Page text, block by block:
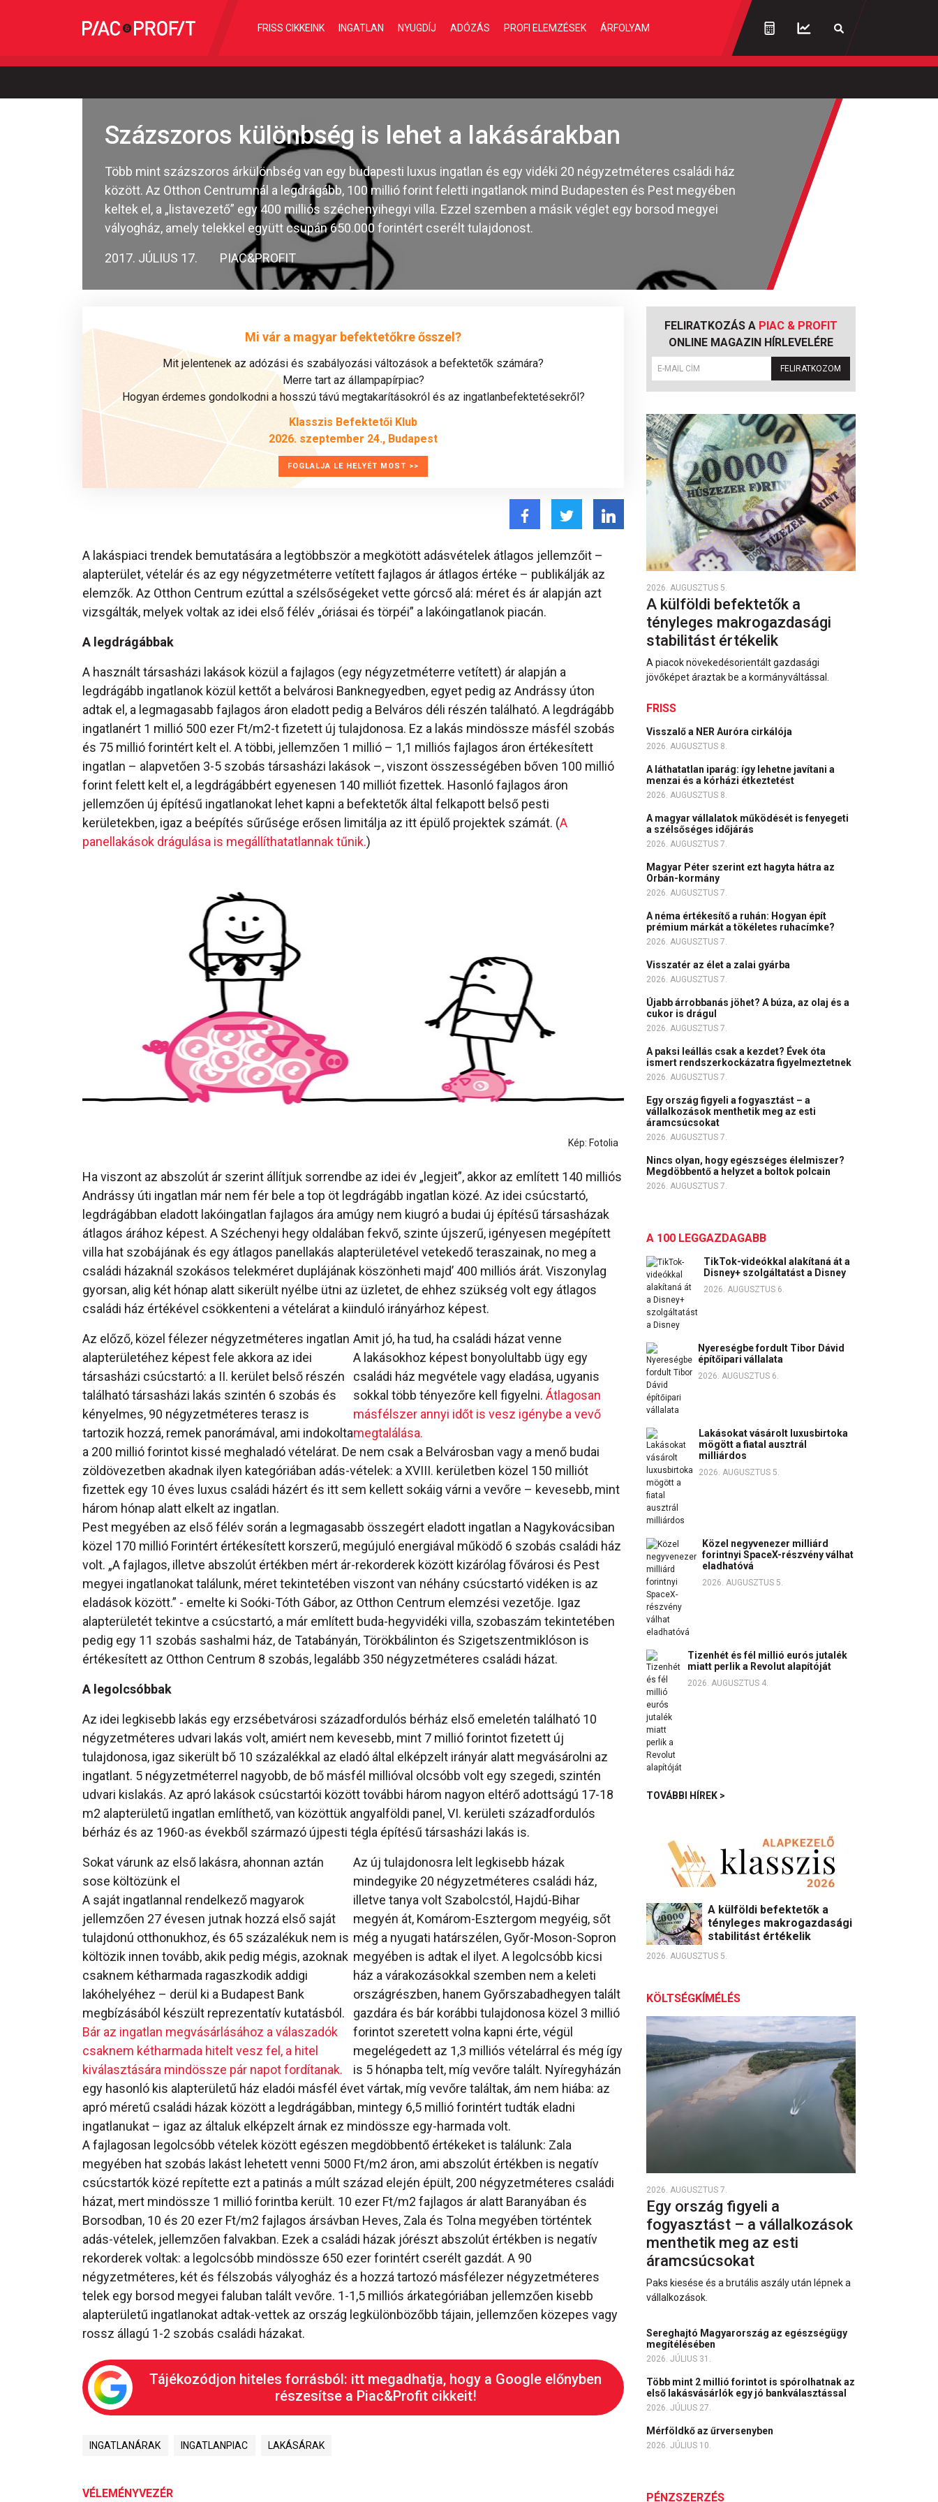
FRISS CIKKEINK INGATLAN NYUGDÍJ ADÓZÁS PROFI ELEMZÉSEK ÁRFOLYAM
Százszoros különbség is lehet a lakásárakban
Több mint százszoros árkülönbség van egy budapesti luxus ingatlan és egy vidéki 20 négyzetméteres családi ház
között. Az Otthon Centrumnál a legdrágább, 100 millió forint feletti ingatlanok mind Budapesten és Pest megyében
keltek el, a „listavezető” egy 400 milliós széchenyihegyi villa. Ezzel szemben a másik véglet egy borsod megyei
vályogház, amely telekkel együtt csupán 650.000 forintért cserélt tulajdonost.
2017. JÚLIUS 17. PIAC&PROFIT
Mi vár a magyar befektetőkre ősszel?
Mit jelentenek az adózási és szabályozási változások a befektetők számára?
Merre tart az állampapírpiac?
Hogyan érdemes gondolkodni a hosszú távú megtakarításokról és az ingatlanbefektetésekről?
Klasszis Befektetői Klub
2026. szeptember 24., Budapest
FOGLALJA LE HELYÉT MOST >>
A lakáspiaci trendek bemutatására a legtöbbször a megkötött adásvételek átlagos jellemzőit –
alapterület, vételár és az egy négyzetméterre vetített fajlagos ár átlagos értéke – publikálják az
elemzők. Az Otthon Centrum ezúttal a szélsőségeket vette górcső alá: méret és ár alapján azt
vizsgálták, melyek voltak az idei első félév „óriásai és törpéi” a lakóingatlanok piacán.
A legdrágábbak
A használt társasházi lakások közül a fajlagos (egy négyzetméterre vetített) ár alapján a
legdrágább ingatlanok közül kettőt a belvárosi Banknegyedben, egyet pedig az Andrássy úton
adtak el, a legmagasabb fajlagos áron eladott pedig a Belváros déli részén található. A legdrágább
ingatlanért 1 millió 500 ezer Ft/m2-t fizetett új tulajdonosa. Ez a lakás mindössze másfél szobás
és 75 millió forintért kelt el. A többi, jellemzően 1 millió – 1,1 milliós fajlagos áron értékesített
ingatlan – alapvetően 3-5 szobás társasházi lakások –, viszont összességében bőven 100 millió
forint felett kelt el, a legdrágábbért egyenesen 140 milliót fizettek. Hasonló fajlagos áron
jellemzően új építésű ingatlanokat lehet kapni a befektetők által felkapott belső pesti
kerületekben, igaz a beépítés sűrűsége erősen limitálja az itt épülő projektek számát. (A
panellakások drágulása is megállíthatatlannak tűnik.)
Kép: Fotolia
Ha viszont az abszolút ár szerint állítjuk sorrendbe az idei év „legjeit”, akkor az említett 140 milliós
Andrássy úti ingatlan már nem fér bele a top öt legdrágább ingatlan közé. Az idei csúcstartó,
legdrágábban eladott lakóingatlan fajlagos ára amúgy nem kiugró a budai új építésű társasházak
átlagos árához képest. A Széchenyi hegy oldalában fekvő, szinte újszerű, igényesen megépített
villa hat szobájának és egy átlagos panellakás alapterületével vetekedő teraszainak, no meg a
családi házaknál szokásos telekméret duplájának köszönheti majd’ 400 milliós árát. Viszonylag
gyorsan, alig két hónap alatt sikerült nyélbe ütni az üzletet, de ehhez szükség volt egy átlagos
családi ház értékével csökkenteni a vételárat a kiinduló irányárhoz képest.
Amit jó, ha tud, ha családi házat venne
A lakásokhoz képest bonyolultabb ügy egy
családi ház megvétele vagy eladása, ugyanis
sokkal több tényezőre kell figyelni. Átlagosan
másfélszer annyi időt is vesz igénybe a vevő
megtalálása.
Az előző, közel félezer négyzetméteres ingatlan
alapterületéhez képest fele akkora az idei
társasházi csúcstartó: a II. kerület belső részén
található társasházi lakás szintén 6 szobás és
kényelmes, 90 négyzetméteres terasz is
tartozik hozzá, remek panorámával, ami indokolta
a 200 millió forintot kissé meghaladó vételárat. De nem csak a Belvárosban vagy a menő budai
zöldövezetben akadnak ilyen kategóriában adás-vételek: a XVIII. kerületben közel 150 milliót
fizettek egy 10 éves luxus családi házért és itt sem kellett sokáig várni a vevőre – kevesebb, mint
három hónap alatt elkelt az ingatlan.
Pest megyében az első félév során a legmagasabb összegért eladott ingatlan a Nagykovácsiban
közel 170 millió Forintért értékesített korszerű, megújuló energiával működő 6 szobás családi ház
volt. „A fajlagos, illetve abszolút értékben mért ár-rekorderek között kizárólag fővárosi és Pest
megyei ingatlanokat találunk, méret tekintetében viszont van néhány csúcstartó vidéken is az
eladások között.” - emelte ki Soóki-Tóth Gábor, az Otthon Centrum elemzési vezetője. Igaz
alapterületét tekintve a csúcstartó, a már említett buda-hegyvidéki villa, szobaszám tekintetében
pedig egy 11 szobás sashalmi ház, de Tatabányán, Törökbálinton és Szigetszentmiklóson is
értékesített az Otthon Centrum 8 szobás, legalább 350 négyzetméteres családi házat.
A legolcsóbbak
Az idei legkisebb lakás egy erzsébetvárosi századfordulós bérház első emeletén található 10
négyzetméteres udvari lakás volt, amiért nem kevesebb, mint 7 millió forintot fizetett új
tulajdonosa, igaz sikerült bő 10 százalékkal az eladó által elképzelt irányár alatt megvásárolni az
ingatlant. 5 négyzetméterrel nagyobb, de bő másfél millióval olcsóbb volt egy szegedi, szintén
udvari kislakás. Az apró lakások csúcstartói között további három nagyon eltérő adottságú 17-18
m2 alapterületű ingatlan említhető, van közöttük angyalföldi panel, VI. kerületi századfordulós
bérház és az 1960-as évekből származó újpesti tégla építésű társasházi lakás is.
Sokat várunk az első lakásra, ahonnan aztán
sose költözünk el
A saját ingatlannal rendelkező magyarok
jellemzően 27 évesen jutnak hozzá első saját
tulajdonú otthonukhoz, és 65 százalékuk nem is
költözik innen tovább, akik pedig mégis, azoknak
csaknem kétharmada ragaszkodik addigi
lakóhelyéhez – derül ki a Budapest Bank
megbízásából készült reprezentatív kutatásból.
Bár az ingatlan megvásárlásához a válaszadók
csaknem kétharmada hitelt vesz fel, a hitel
kiválasztására mindössze pár napot fordítanak.
Az új tulajdonosra lelt legkisebb házak
mindegyike 20 négyzetméteres családi ház,
illetve tanya volt Szabolcstól, Hajdú-Bihar
megyén át, Komárom-Esztergom megyéig, sőt
még a nyugati határszélen, Győr-Moson-Sopron
megyében is adtak el ilyet. A legolcsóbb kicsi
ház a várakozásokkal szemben nem a keleti
országrészben, hanem Győrszabadhegyen talált
gazdára és bár korábbi tulajdonosa közel 3 millió
forintot szeretett volna kapni érte, végül
megelégedett az 1,3 milliós vételárral és még így
is 5 hónapba telt, míg vevőre talált. Nyíregyházán
egy hasonló kis alapterületű ház eladói másfél évet vártak, míg vevőre találtak, ám nem hiába: az
apró méretű családi házak között a legdrágábban, mintegy 6,5 millió forintért tudták eladni
ingatlanukat – igaz az általuk elképzelt árnak ez mindössze egy-harmada volt.
A fajlagosan legolcsóbb vételek között egészen megdöbbentő értékeket is találunk: Zala
megyében hat szobás lakást lehetett venni 5000 Ft/m2 áron, ami abszolút értékben is negatív
csúcstartók közé repítette ezt a patinás a múlt század elején épült, 200 négyzetméteres családi
házat, mert mindössze 1 millió forintba került. 10 ezer Ft/m2 fajlagos ár alatt Baranyában és
Borsodban, 10 és 20 ezer Ft/m2 fajlagos ársávban Heves, Zala és Tolna megyében történtek
adás-vételek, jellemzően falvakban. Ezek a családi házak jórészt abszolút értékben is negatív
rekorderek voltak: a legolcsóbb mindössze 650 ezer forintért cserélt gazdát. A 90
négyzetméteres, két és félszobás vályogház és a hozzá tartozó másfélezer négyzetméteres
telek egy borsod megyei faluban talált vevőre. 1-1,5 milliós árkategóriában jellemzően kisebb
alapterületű ingatlanokat adtak-vettek az ország legkülönbözőbb tájain, jellemzően közepes vagy
rossz állagú 1-2 szobás családi házakat.
Tájékozódjon hiteles forrásból: itt megadhatja, hogy a Google előnyben
részesítse a Piac&Profit cikkeit!
INGATLANÁRAK INGATLANPIAC LAKÁSÁRAK
VÉLEMÉNYVEZÉR
FELIRATKOZÁS A PIAC & PROFIT
ONLINE MAGAZIN HÍRLEVELÉRE
FELIRATKOZOM
2026. AUGUSZTUS 5.
A külföldi befektetők a
tényleges makrogazdasági
stabilitást értékelik
A piacok növekedésorientált gazdasági
jövőképet áraztak be a kormányváltással.
FRISS
Visszalő a NER Auróra cirkálója
2026. AUGUSZTUS 8.
A láthatatlan iparág: így lehetne javítani a
menzai és a kórházi étkeztetést
2026. AUGUSZTUS 8.
A magyar vállalatok működését is fenyegeti
a szélsőséges időjárás
2026. AUGUSZTUS 7.
Magyar Péter szerint ezt hagyta hátra az
Orbán-kormány
2026. AUGUSZTUS 7.
A néma értékesítő a ruhán: Hogyan épít
prémium márkát a tökéletes ruhacímke?
2026. AUGUSZTUS 7.
Visszatér az élet a zalai gyárba
2026. AUGUSZTUS 7.
Újabb árrobbanás jöhet? A búza, az olaj és a
cukor is drágul
2026. AUGUSZTUS 7.
A paksi leállás csak a kezdet? Évek óta
ismert rendszerkockázatra figyelmeztetnek
2026. AUGUSZTUS 7.
Egy ország figyeli a fogyasztást – a
vállalkozások menthetik meg az esti
áramcsúcsokat
2026. AUGUSZTUS 7.
Nincs olyan, hogy egészséges élelmiszer?
Megdöbbentő a helyzet a boltok polcain
2026. AUGUSZTUS 7.
A 100 LEGGAZDAGABB
TikTok-videókkal alakítaná át a
Disney+ szolgáltatást a Disney
2026. AUGUSZTUS 6.
Nyereségbe fordult Tibor Dávid
építőipari vállalata
2026. AUGUSZTUS 6.
Lakásokat vásárolt luxusbirtoka
mögött a fiatal ausztrál
milliárdos
2026. AUGUSZTUS 5.
Közel negyvenezer milliárd
forintnyi SpaceX-részvény válhat
eladhatóvá
2026. AUGUSZTUS 5.
Tizenhét és fél millió eurós jutalék
miatt perlik a Revolut alapítóját
2026. AUGUSZTUS 4.
TOVÁBBI HÍREK >
A külföldi befektetők a
tényleges makrogazdasági
stabilitást értékelik
2026. AUGUSZTUS 5.
KÖLTSÉGKÍMÉLÉS
2026. AUGUSZTUS 7.
Egy ország figyeli a
fogyasztást – a vállalkozások
menthetik meg az esti
áramcsúcsokat
Paks kiesése és a brutális aszály után lépnek a
vállalkozások.
Sereghajtó Magyarország az egészségügy
megítélésében
2026. JÚLIUS 31.
Több mint 2 millió forintot is spórolhatnak az
első lakásvásárlók egy jó bankválasztással
2026. JÚLIUS 27.
Mérföldkő az űrversenyben
2026. JÚLIUS 10.
PÉNZSZERZÉS